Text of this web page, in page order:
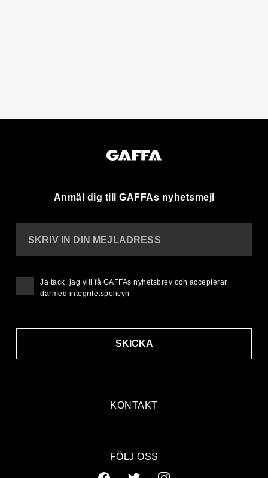
Anmäl dig till GAFFAs nyhetsmejl
KONTAKT
SKRIV IN DIN MEJLADRESS
SKICKA
Ja tack, jag vill få GAFFAs nyhetsbrev och accepterar
därmed integritetspolicyn
FÖLJ OSS